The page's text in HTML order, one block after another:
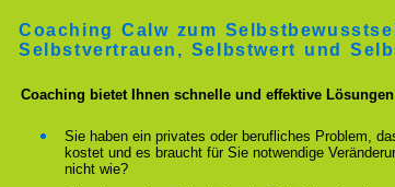
Coaching Calw zum
Selbstvertrauen, Selbstwert und
Coaching bietet Ihnen schnelle und effektive
Sie haben ein privates oder berufliches Problem,
kostet und es braucht für Sie notwendige
nicht wie?